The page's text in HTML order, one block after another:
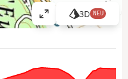
K
a
e
3D NEU